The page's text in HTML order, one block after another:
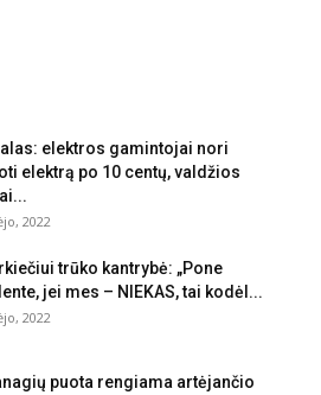
elektros gamintojai nori
elektrą po 10 centų, valdžios
2022
trūko kantrybė: „Pone
jei mes – NIEKAS, tai kodėl...
2022
puota rengiama artėjančio